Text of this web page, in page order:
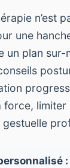
n’est
une
un plan
force, limiter
: